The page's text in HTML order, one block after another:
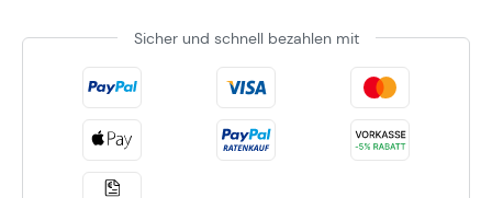
Sicher und schnell bezahlen mit